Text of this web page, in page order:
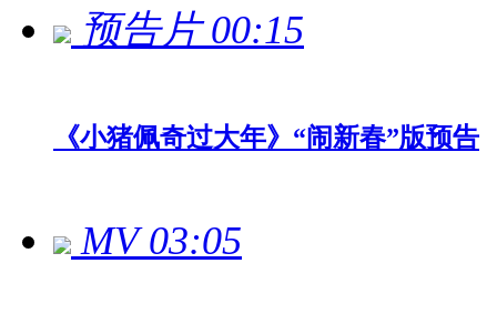
预告片 00:15
《小猪佩奇过大年》“闹新春”版预告
MV 03:05